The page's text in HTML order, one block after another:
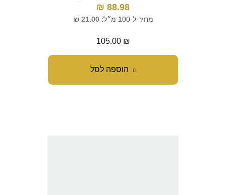
הוספה לסל
88.98
₪
מחיר ל-100 מ״ל: 21.00
₪
105.00 ₪